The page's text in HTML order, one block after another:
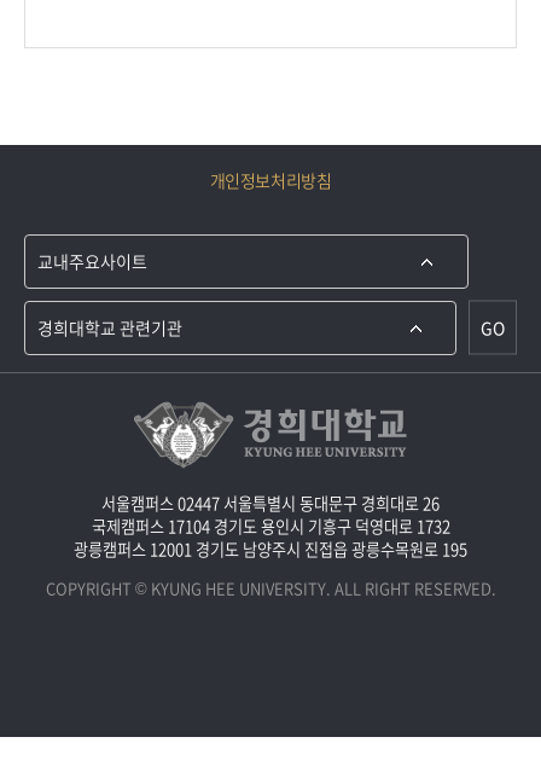
개인정보처리방침
GO
서울캠퍼스 02447 서울특별시 동대문구 경희대로 26
국제캠퍼스 17104 경기도 용인시 기흥구 덕영대로 1732
광릉캠퍼스 12001 경기도 남양주시 진접읍 광릉수목원로 195
COPYRIGHT © KYUNG HEE UNIVERSITY. ALL RIGHT RESERVED.